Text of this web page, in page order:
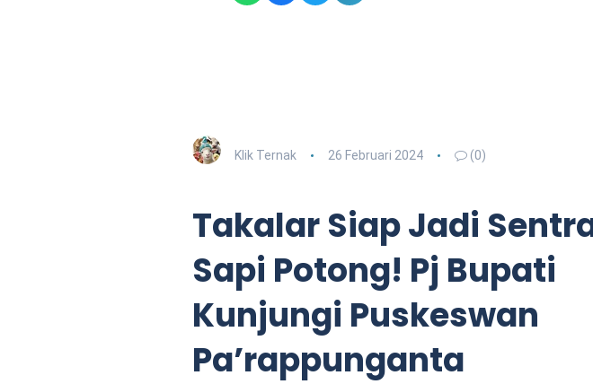
Klik Ternak 26 Februari 2024 (0)
Takalar Siap Jadi
Sapi Potong! Pj Bupati
Kunjungi Puskeswan
Pa’rappunganta